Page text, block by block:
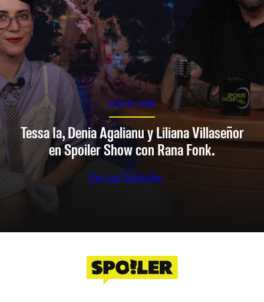
SPOILER SHOW
Tessa Ia, Denia Agalianu y Liliana Villaseñor
en Spoiler Show con Rana Fonk.
Ver en Youtube